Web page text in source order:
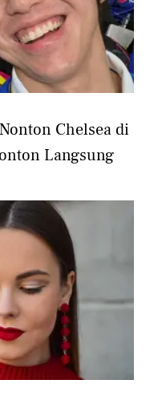
Chelsea di
Langsung